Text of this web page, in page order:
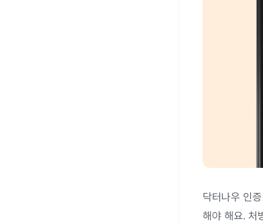
닥터나우 인
해야 해요. 처